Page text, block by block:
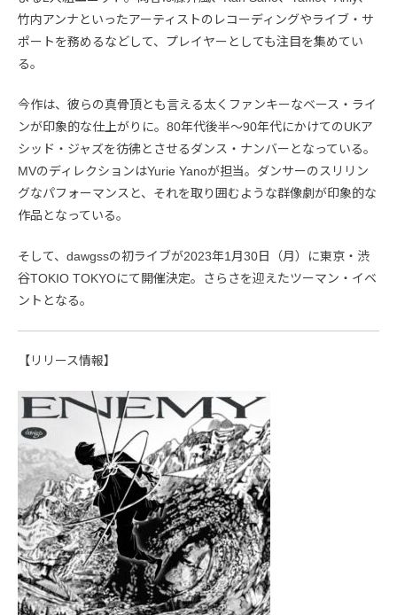
竹内アンナといったアーティストのレコーディングやライブ・サ
ポートを務めるなどして、プレイヤーとしても注目を集めてい
る。
今作は、彼らの真骨頂とも言える太くファンキーなベース・ライ
ンが印象的な仕上がりに。80年代後半〜90年代にかけてのUKア
シッド・ジャズを彷彿とさせるダンス・ナンバーとなっている。
MVのディレクションはYurie Yanoが担当。ダンサーのスリリン
グなパフォーマンスと、それを取り囲むような群像劇が印象的な
作品となっている。
そして、dawgssの初ライブが2023年1月30日（月）に東京・渋
谷TOKIO TOKYOにて開催決定。さらさを迎えたツーマン・イベ
ントとなる。
【リリース情報】